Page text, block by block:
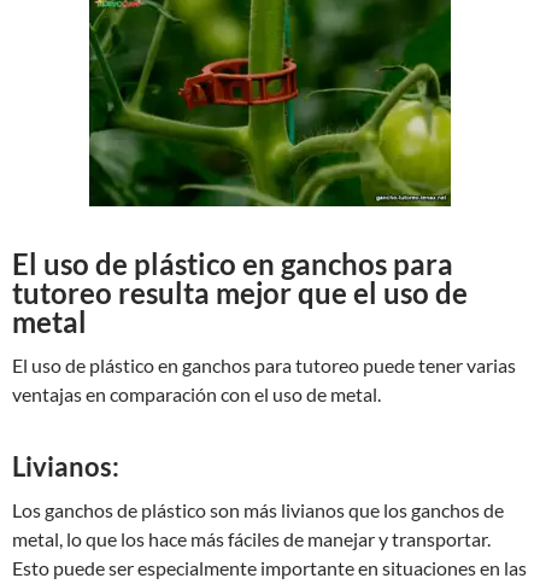
El uso de plástico en ganchos para
tutoreo resulta mejor que el uso de
metal
El uso de plástico en ganchos para tutoreo puede tener varias
ventajas en comparación con el uso de metal.
Livianos:
Los ganchos de plástico son más livianos que los ganchos de
metal, lo que los hace más fáciles de manejar y transportar.
Esto puede ser especialmente importante en situaciones en las